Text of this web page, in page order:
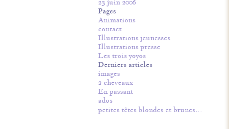
23 juin 2006
Pages
Animations
contact
Illustrations jeunesses
Illustrations presse
Les trois yoyos
Derniers articles
images
2 cheveaux
En passant
ados
petites têtes blondes et brunes…